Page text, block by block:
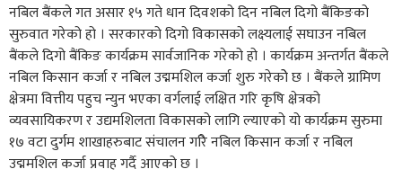
नबिल बैंकले गत असार १५ गते धान दिवशको दिन नबिल दिगो बैंकिङको
सुरुवात गरेको हो । सरकारको दिगो विकासको लक्ष्यलाई सघाउन नबिल
बैंकले दिगो बैंकिङ कार्यक्रम सार्वजानिक गरेको हो । कार्यक्रम अन्तर्गत बैंकले
नबिल किसान कर्जा र नबिल उद्ममशिल कर्जा शुरु गरेकोे छ । बैंकले ग्रामिण
क्षेत्रमा वित्तीय पहुच न्युन भएका वर्गलाई लक्षित गरि कृषि क्षेत्रको
व्यवसायिकरण र उद्यमशिलता विकासको लागि ल्याएको यो कार्यक्रम सुरुमा
१७ वटा दुर्गम शाखाहरुबाट संचालन गरिे नबिल किसान कर्जा र नबिल
उद्ममशिल कर्जा प्रवाह गर्दै आएको छ ।